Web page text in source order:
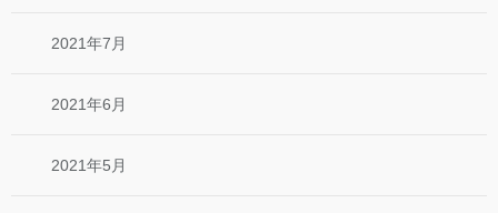
2021年7月
2021年6月
2021年5月